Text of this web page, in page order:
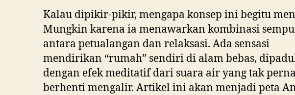
Kalau dipikir-pikir, mengapa konsep ini begitu
Mungkin karena ia menawarkan kombinasi
antara petualangan dan relaksasi. Ada sensasi
mendirikan “rumah” sendiri di alam bebas,
dengan efek meditatif dari suara air yang tak
berhenti mengalir. Artikel ini akan menjadi peta